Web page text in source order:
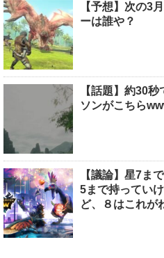
【予想】次の3
ーは誰や？
【話題】約30
ソンがこちら
【議論】星7ま
5まで持ってい
ど、８はこれが